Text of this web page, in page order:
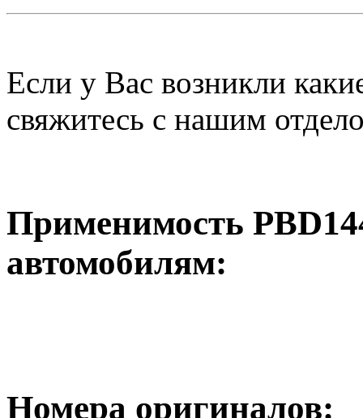
Если у Вас возникли
свяжитесь с нашим
Применимость
автомобилям:
Номера оригиналов: